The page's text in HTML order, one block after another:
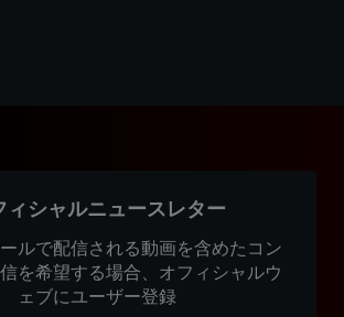
ィシャルニュースレター
ルで配信される動画を含めたコン
を希望する場合、オフィシャルウ
ェブにユーザー登録